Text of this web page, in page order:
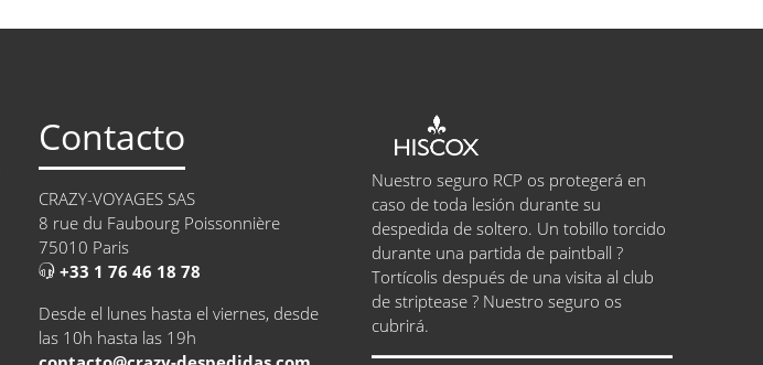
Contacto
CRAZY-VOYAGES SAS
8 rue du Faubourg Poissonnière
75010 Paris
+33 1 76 46 18 78
Desde el lunes hasta el viernes, desde
las 10h hasta las 19h
Nuestro seguro RCP os protegerá en
caso de toda lesión durante su
despedida de soltero. Un tobillo torcido
durante una partida de paintball ?
Tortícolis después de una visita al club
de striptease ? Nuestro seguro os
cubrirá.